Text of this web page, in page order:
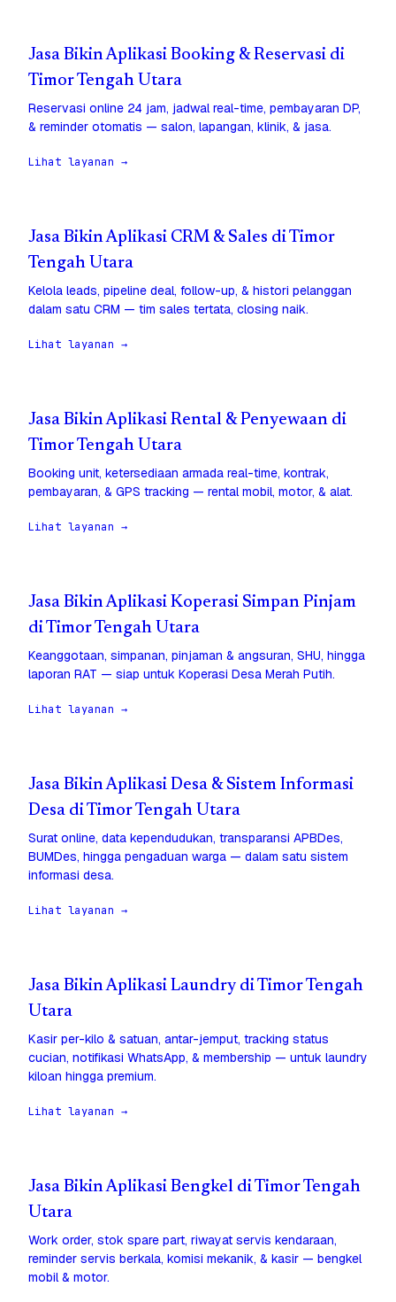
Jasa Bikin Aplikasi Booking & Reservasi di
Timor Tengah Utara
Reservasi online 24 jam, jadwal real-time, pembayaran DP,
& reminder otomatis — salon, lapangan, klinik, & jasa.
Lihat layanan →
Jasa Bikin Aplikasi CRM & Sales di Timor
Tengah Utara
Kelola leads, pipeline deal, follow-up, & histori pelanggan
dalam satu CRM — tim sales tertata, closing naik.
Lihat layanan →
Jasa Bikin Aplikasi Rental & Penyewaan di
Timor Tengah Utara
Booking unit, ketersediaan armada real-time, kontrak,
pembayaran, & GPS tracking — rental mobil, motor, & alat.
Lihat layanan →
Jasa Bikin Aplikasi Koperasi Simpan Pinjam
di Timor Tengah Utara
Keanggotaan, simpanan, pinjaman & angsuran, SHU, hingga
laporan RAT — siap untuk Koperasi Desa Merah Putih.
Lihat layanan →
Jasa Bikin Aplikasi Desa & Sistem Informasi
Desa di Timor Tengah Utara
Surat online, data kependudukan, transparansi APBDes,
BUMDes, hingga pengaduan warga — dalam satu sistem
informasi desa.
Lihat layanan →
Jasa Bikin Aplikasi Laundry di Timor Tengah
Utara
Kasir per-kilo & satuan, antar-jemput, tracking status
cucian, notifikasi WhatsApp, & membership — untuk laundry
kiloan hingga premium.
Lihat layanan →
Jasa Bikin Aplikasi Bengkel di Timor Tengah
Utara
Work order, stok spare part, riwayat servis kendaraan,
reminder servis berkala, komisi mekanik, & kasir — bengkel
mobil & motor.